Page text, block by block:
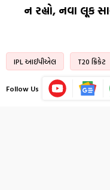
ન રહ્યો, નવા લૂક
IPL આઈપીએલ T20 ક્રિકેટ
Follow Us